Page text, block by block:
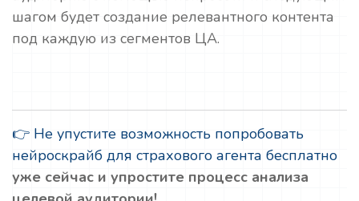
шагом будет создание релевантного контента
под каждую из сегментов ЦА.
👉 Не упустите возможность попробовать
нейроскрайб для страхового агента бесплатно
уже сейчас и упростите процесс анализа